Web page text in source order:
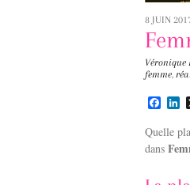
8 JUIN
Véronique
femme,
F
c
e
b
L
n
k
e
I
Quelle
dans